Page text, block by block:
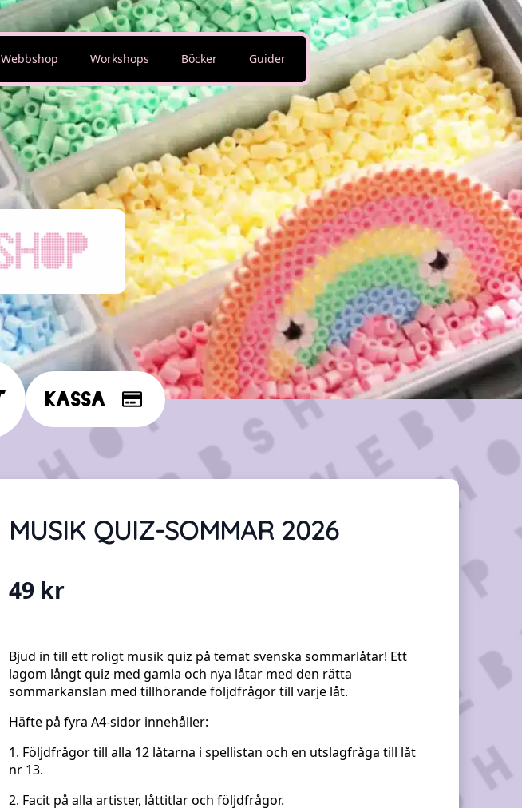
Webbshop Workshops Böcker Guider
Kassa
MUSIK QUIZ-SOMMAR 2026
49 kr
Bjud in till ett roligt musik quiz på temat svenska sommarlåtar! Ett
lagom långt quiz med gamla och nya låtar med den rätta
sommarkänslan med tillhörande följdfrågor till varje låt.
Häfte på fyra A4-sidor innehåller:
1. Följdfrågor till alla 12 låtarna i spellistan och en utslagfråga till låt
nr 13.
2. Facit på alla artister, låttitlar och följdfrågor.